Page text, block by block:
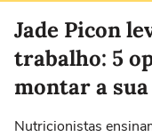
Jade Picon
trabalho: 5
montar a sua
Nutricionistas